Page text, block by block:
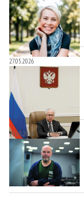
27.05.2026
23.03.2026